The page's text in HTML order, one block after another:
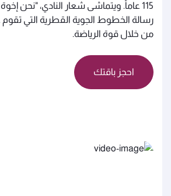
115 عاماً. ويتماشى شعار النادي، "نحن
رسالة الخطوط الجوية القطرية التي تقوم
من خلال قوة الرياضة.
احجز باقتك